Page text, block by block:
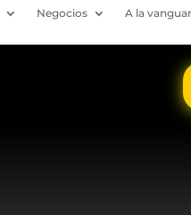
Negocios A la